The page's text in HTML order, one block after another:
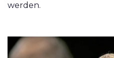
werden.